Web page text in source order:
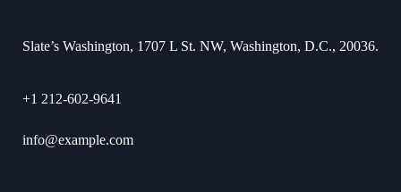
Slate’s Washington, 1707 L St. NW, Washington, D.C., 20036.
+1 212-602-9641
info@example.com